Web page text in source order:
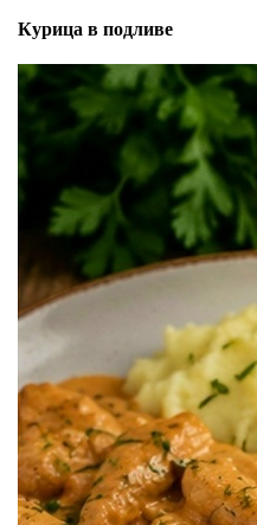
Курица в подливе